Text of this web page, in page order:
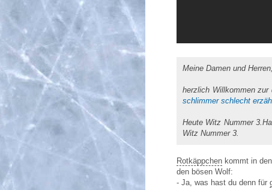
Meine Damen und Herren,
herzlich Willkommen
schlimmer schlecht
Heute Witz Nummer
Witz Nummer 3.
Rotkäppchen kommt in den
den bösen Wolf:
- Ja, was hast du denn für